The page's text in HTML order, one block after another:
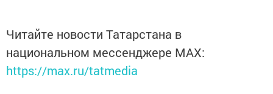
Читайте новости Татарстана в
национальном мессенджере MАХ:
https://max.ru/tatmedia